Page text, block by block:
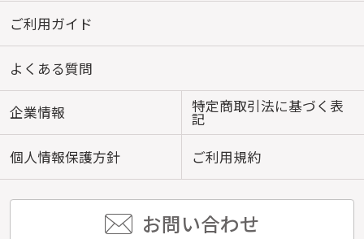
ご利用ガイド
よくある質問
企業情報 特定商取引法に基づく表
記
個人情報保護方針
ご利用規約
お問い合わせ